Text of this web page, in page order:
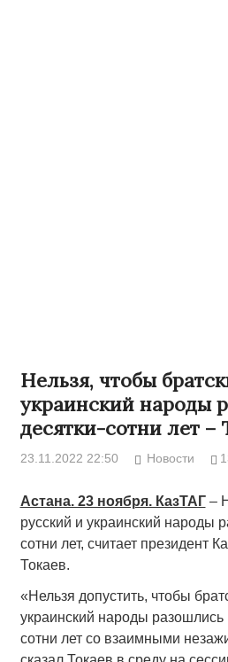
Нельзя, чтобы
украинский народы
десятки-сотни лет –
23.11.2022 22:50 Новости
Астана. 23 ноября. КазТАГ–
русский и украинский народы
сотни лет, считает президент
Токаев.
«Нельзя допустить, чтобы
украинский народы разошлись
сотни лет со взаимными